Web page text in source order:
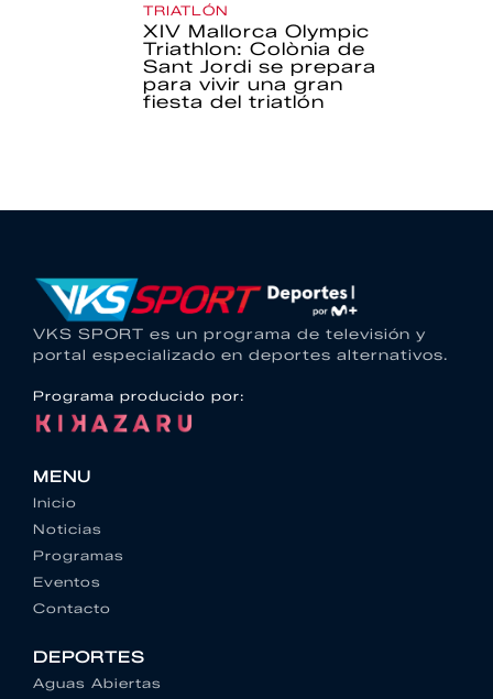
TRIATLÓN
XIV Mallorca Olympic
Triathlon: Colònia de
Sant Jordi se prepara
para vivir una gran
fiesta del triatlón
VKS SPORT es un programa de televisión y
portal especializado en deportes alternativos.
Programa producido por:
MENU
Inicio
Noticias
Programas
Eventos
Contacto
DEPORTES
Aguas Abiertas